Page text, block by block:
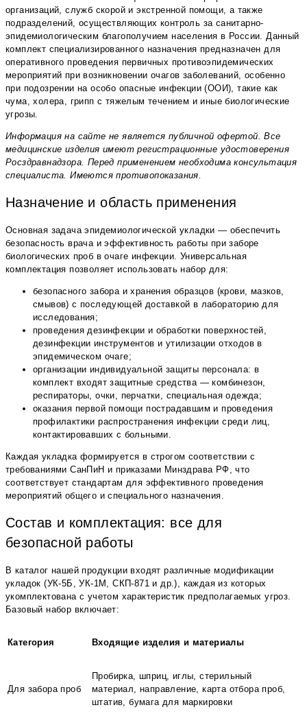
организаций, служб скорой и экстренной помощи, а также
подразделений, осуществляющих контроль за санитарно-
эпидемиологическим благополучием населения в России. Данный
комплект специализированного назначения предназначен для
оперативного проведения первичных противоэпидемических
мероприятий при возникновении очагов заболеваний, особенно
при подозрении на особо опасные инфекции (ООИ), такие как
чума, холера, грипп с тяжелым течением и иные биологические
угрозы.
Информация на сайте не является публичной офертой. Все
медицинские изделия имеют регистрационные удостоверения
Росздравнадзора. Перед применением необходима консультация
специалиста. Имеются противопоказания.
Назначение и область применения
Основная задача эпидемиологической укладки — обеспечить
безопасность врача и эффективность работы при заборе
биологических проб в очаге инфекции. Универсальная
комплектация позволяет использовать набор для:
безопасного забора и хранения образцов (крови, мазков,
смывов) с последующей доставкой в лабораторию для
исследования;
проведения дезинфекции и обработки поверхностей,
дезинфекции инструментов и утилизации отходов в
эпидемическом очаге;
организации индивидуальной защиты персонала: в
комплект входят защитные средства — комбинезон,
респираторы, очки, перчатки, специальная одежда;
оказания первой помощи пострадавшим и проведения
профилактики распространения инфекции среди лиц,
контактировавших с больными.
Каждая укладка формируется в строгом соответствии с
требованиями СанПиН и приказами Минздрава РФ, что
соответствует стандартам для эффективного проведения
мероприятий общего и специального назначения.
Состав и комплектация: все для
безопасной работы
В каталог нашей продукции входят различные модификации
укладок (УК-5Б, УК-1М, СКП-871 и др.), каждая из которых
укомплектована с учетом характеристик предполагаемых угроз.
Базовый набор включает:
Категория Входящие изделия и материалы
Для забора проб
Пробирка, шприц, иглы, стерильный
материал, направление, карта отбора проб,
штатив, бумага для маркировки